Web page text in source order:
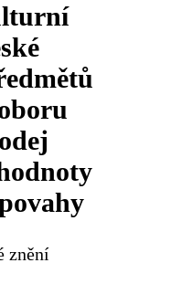
znění